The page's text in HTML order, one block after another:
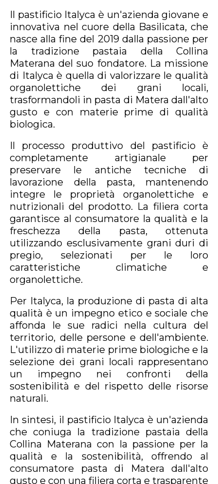
Il pastificio Italyca è un'azienda giovane e
innovativa nel cuore della Basilicata, che
nasce alla fine del 2019 dalla passione per
la tradizione pastaia della Collina
Materana del suo fondatore. La missione
di Italyca è quella di valorizzare le qualità
organolettiche dei grani locali,
trasformandoli in pasta di Matera dall'alto
gusto e con materie prime di qualità
biologica.
Il processo produttivo del pastificio è
completamente artigianale per
preservare le antiche tecniche di
lavorazione della pasta, mantenendo
integre le proprietà organolettiche e
nutrizionali del prodotto. La filiera corta
garantisce al consumatore la qualità e la
freschezza della pasta, ottenuta
utilizzando esclusivamente grani duri di
pregio, selezionati per le loro
caratteristiche climatiche e
organolettiche.
Per Italyca, la produzione di pasta di alta
qualità è un impegno etico e sociale che
affonda le sue radici nella cultura del
territorio, delle persone e dell'ambiente.
L'utilizzo di materie prime biologiche e la
selezione dei grani locali rappresentano
un impegno nei confronti della
sostenibilità e del rispetto delle risorse
naturali.
In sintesi, il pastificio Italyca è un'azienda
che coniuga la tradizione pastaia della
Collina Materana con la passione per la
qualità e la sostenibilità, offrendo al
consumatore pasta di Matera dall'alto
gusto e con una filiera corta e trasparente